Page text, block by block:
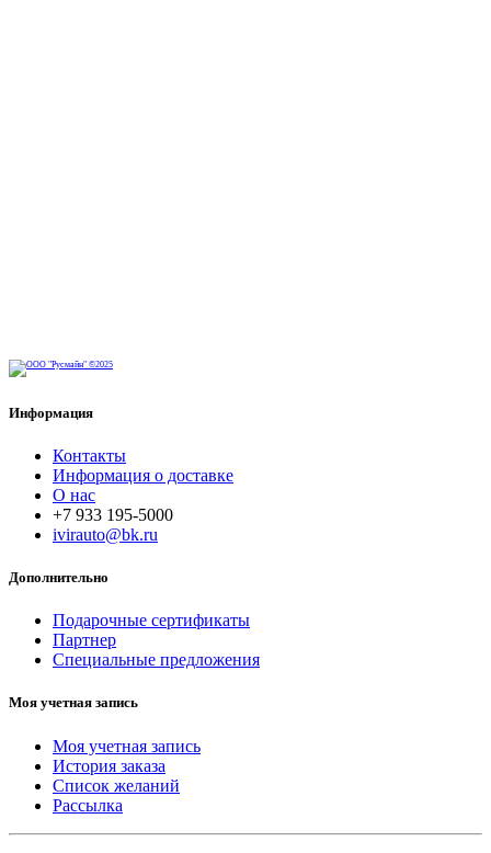
Информация
Контакты
Информация о доставке
О нас
+7 933 195-5000
ivirauto@bk.ru
Дополнительно
Подарочные сертификаты
Партнер
Специальные предложения
Моя учетная запись
Моя учетная запись
История заказа
Список желаний
Рассылка